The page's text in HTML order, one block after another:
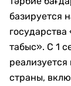
базируется
табыс». С 1
страны,